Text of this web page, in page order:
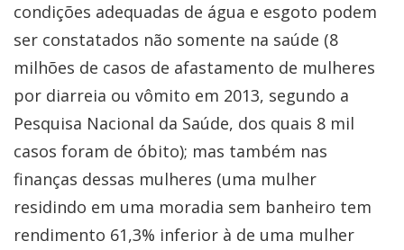
condições adequadas de água e esgoto podem
ser constatados não somente na saúde (8
milhões de casos de afastamento de mulheres
por diarreia ou vômito em 2013, segundo a
Pesquisa Nacional da Saúde, dos quais 8 mil
casos foram de óbito); mas também nas
finanças dessas mulheres (uma mulher
residindo em uma moradia sem banheiro tem
rendimento 61,3% inferior à de uma mulher